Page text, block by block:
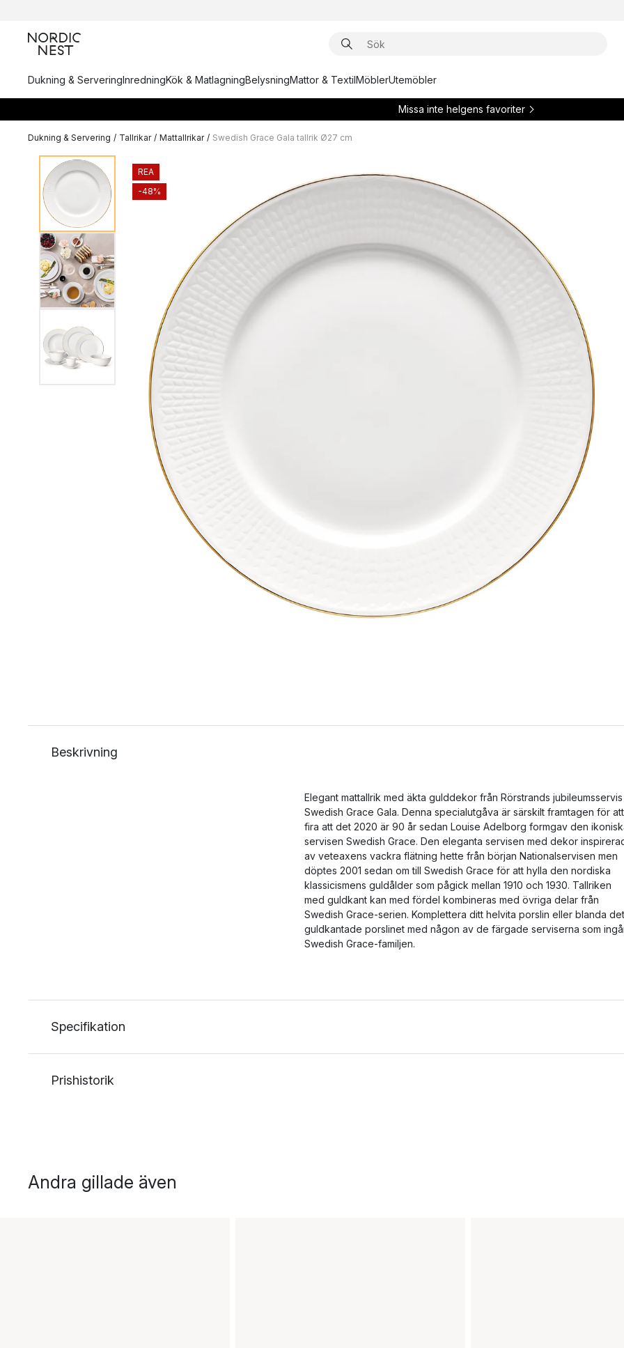
Dukning & ServeringInredningKök & MatlagningBelysningMattor & TextilMöblerUtemöbler
Missa inte helgens favoriter
Dukning & Servering / Tallrikar / Mattallrikar / Swedish Grace Gala tallrik Ø27 cm
REA
-48%
Beskrivning
Elegant mattallrik med äkta gulddekor från Rörstrands jubileumsservis
Swedish Grace Gala. Denna specialutgåva är särskilt framtagen för att
fira att det 2020 är 90 år sedan Louise Adelborg formgav den
servisen Swedish Grace. Den eleganta servisen med dekor
av veteaxens vackra flätning hette från början Nationalservisen men
döptes 2001 sedan om till Swedish Grace för att hylla den nordiska
klassicismens guldålder som pågick mellan 1910 och 1930. Tallriken
med guldkant kan med fördel kombineras med övriga delar från
Swedish Grace-serien. Komplettera ditt helvita porslin eller blanda det
guldkantade porslinet med någon av de färgade serviserna som
Swedish Grace-familjen.
Specifikation
Prishistorik
Andra gillade även